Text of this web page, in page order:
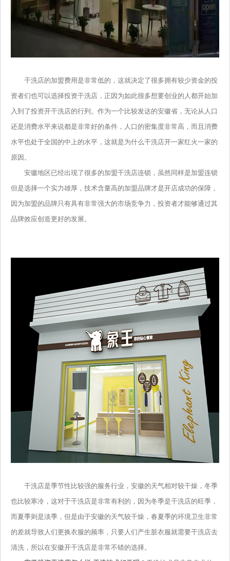
干洗店的加盟费用是非常低的，这就决定了很多拥有较少资金的投
资者们也可以选择投资干洗店，正因为如此很多想要创业的人都开始加
入到了投资开干洗店的行列。作为一个比较发达的安徽省，无论从人口
还是消费水平来说都是非常好的条件，人口的密集度非常高，而且消费
水平也处于全国的中上的水平，这就是为什么干洗店开一家红火一家的
原因。
安徽地区已经出现了很多的加盟干洗店连锁，虽然同样是加盟连锁
但是选择一个实力雄厚，技术含量高的加盟品牌才是开店成功的保障，
因为加盟的品牌只有具有非常强大的市场竞争力，投资者才能够通过其
品牌效应创造更好的发展。
干洗店是季节性比较强的服务行业，安徽的天气相对较干燥，冬季
也比较寒冷，这对于干洗店是非常有利的，因为冬季是干洗店的旺季，
而夏季则是淡季，但是由于安徽的天气较干燥，春夏季的环境卫生非常
的差就导致人们更换衣服的频率，只要人们产生脏衣服就需要干洗店去
清洗，所以在安徽开干洗店是非常不错的选择。